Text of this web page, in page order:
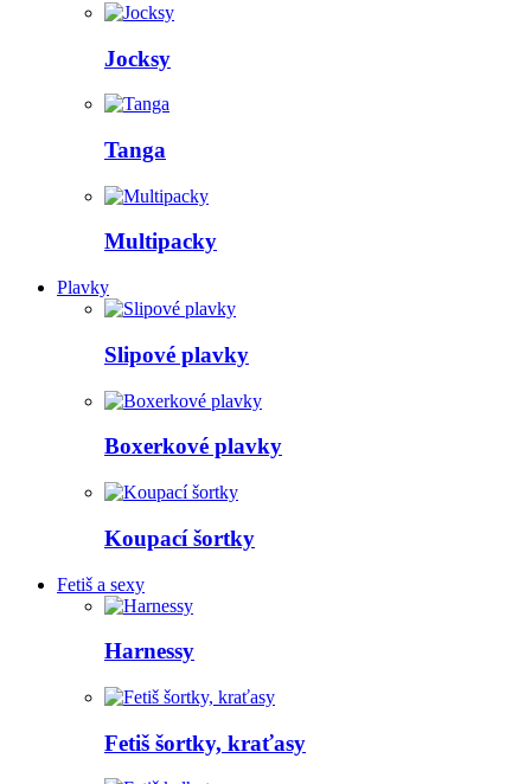
Jocksy
Tanga
Multipacky
Plavky
Slipové plavky
Boxerkové plavky
Koupací šortky
Fetiš a sexy
Harnessy
Fetiš šortky, kraťasy